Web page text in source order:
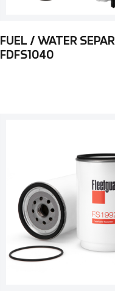
FUEL / WATER
FDFS1040